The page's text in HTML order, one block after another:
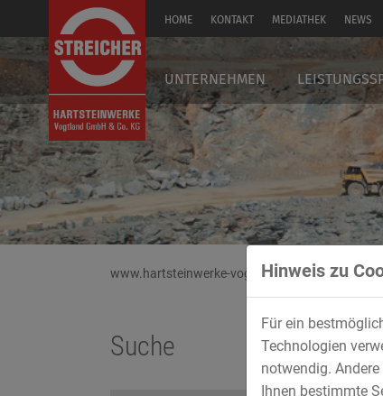
HOME KONTAKT MEDIATHEK NEWS
EN
UNTERNEHMEN
www.hartsteinwerke-vogtland.de
Suche
Hinweis zu
Für ein
Technologien
notwendig.
Ihnen bestimmte